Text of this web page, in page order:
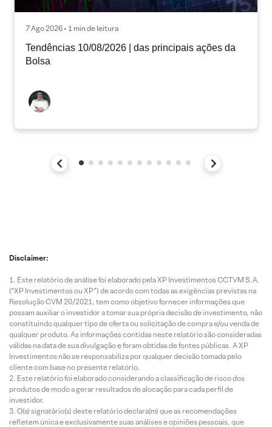
7 Ago 2026 • 1 min de leitura
Tendências 10/08/2026 | das principais ações da
Bolsa
Disclaimer:
Este relatório de análise foi elaborado pela XP Investimentos CCTVM S.A.
(“XP Investimentos ou XP”) de acordo com todas as exigências previstas na
Resolução CVM 20/2021, tem como objetivo fornecer informações que
possam auxiliar o investidor a tomar sua própria decisão de investimento, não
constituindo qualquer tipo de oferta ou solicitação de compra e/ou venda de
qualquer produto. As informações contidas neste relatório são consideradas
válidas na data de sua divulgação e foram obtidas de fontes públicas. A XP
Investimentos não se responsabiliza por qualquer decisão tomada pelo
cliente com base no presente relatório.
Este relatório foi elaborado considerando a classificação de risco dos
produtos de modo a gerar resultados de alocação para cada perfil de
investidor.
O(s) signatário(s) deste relatório declara(m) que as recomendações
refletem única e exclusivamente suas análises e opiniões pessoais, que